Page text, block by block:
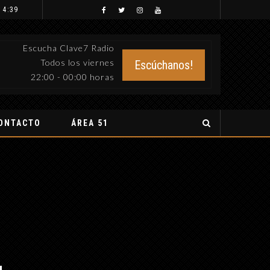
4:39
Escucha Clave7 Radio
Todos los viernes
22:00 - 00:00 horas
Escúchanos!
ÁREA 51